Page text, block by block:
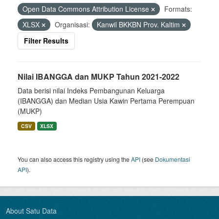
Open Data Commons Attribution License
Formats:
XLSX
Organisasi:
Kanwil BKKBN Prov. Kaltim
Filter Results
Nilai IBANGGA dan MUKP Tahun 2021-2022
Data berisi nilai Indeks Pembangunan Keluarga
(IBANGGA) dan Median Usia Kawin Pertama Perempuan
(MUKP)
CSV XLSX
You can also access this registry using theAPI (see Dokumentasi
API).
About Satu Data